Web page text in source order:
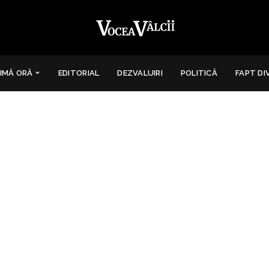
ORĂ EDITORIAL DEZVALUIRI POLITICĂ FAPT